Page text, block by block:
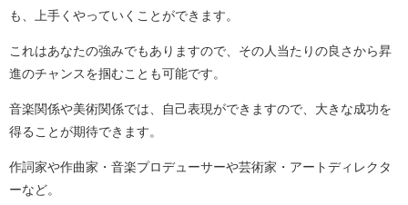
も、上手くやっていくことができます。
これはあなたの強みでもありますので、その人当たりの良さから昇
進のチャンスを掴むことも可能です。
音楽関係や美術関係では、自己表現ができますので、大きな成功を
得ることが期待できます。
作詞家や作曲家・音楽プロデューサーや芸術家・アートディレクタ
ーなど。